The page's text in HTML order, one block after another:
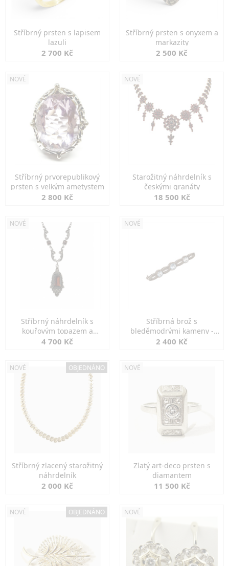
Stříbrný prsten s lapisem
lazuli
2 700 Kč
Stříbrný prsten s onyxem a
markazity
2 500 Kč
NOVÉ
Stříbrný prvorepublikový
prsten s velkým ametystem
2 800 Kč
NOVÉ
Starožitný náhrdelník s
českými granáty
18 500 Kč
NOVÉ
Stříbrný náhrdelník s
kouřovým topazem a
markazity
4 700 Kč
NOVÉ
Stříbrná brož s
bleděmodrými kameny -
jemná elegance
2 400 Kč
NOVÉ OBJEDNÁNO
Stříbrný zlacený starožitný
náhrdelník
2 000 Kč
NOVÉ
Zlatý art-deco prsten s
diamantem
11 500 Kč
NOVÉ OBJEDNÁNO NOVÉ